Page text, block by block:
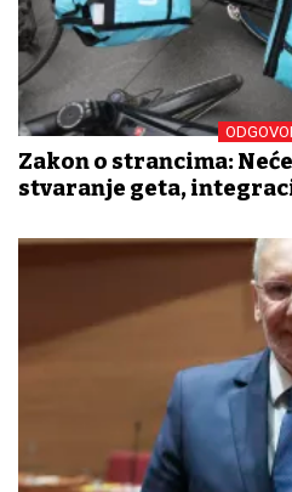
Zakon o strancima:
stvaranje geta,